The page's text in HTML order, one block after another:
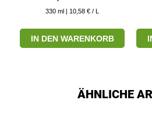
330 ml | 10,58 € / L
IN DEN WARENKORB
ÄHNLICHE